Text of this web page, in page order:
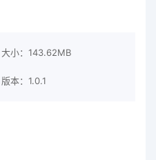
大小：143.62MB
版本：1.0.1